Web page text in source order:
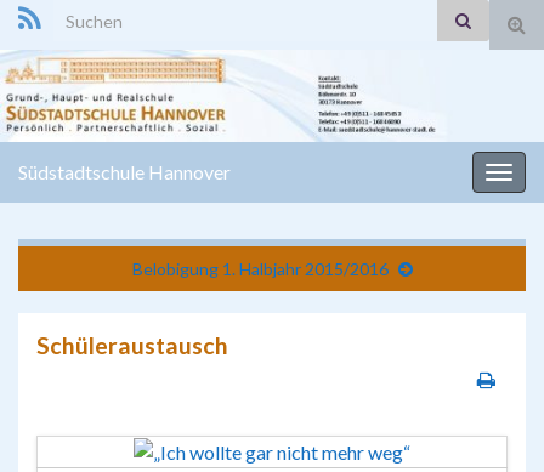
Search for:
Südstadtschule Hannover
Belobigung 1. Halbjahr 2015/2016
Schüleraustausch